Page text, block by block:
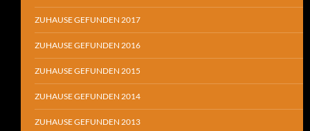
ZUHAUSE GEFUNDEN 2017
ZUHAUSE GEFUNDEN 2016
ZUHAUSE GEFUNDEN 2015
ZUHAUSE GEFUNDEN 2014
ZUHAUSE GEFUNDEN 2013